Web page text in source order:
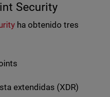
Security
ha obtenido tres
extendidas (XDR)